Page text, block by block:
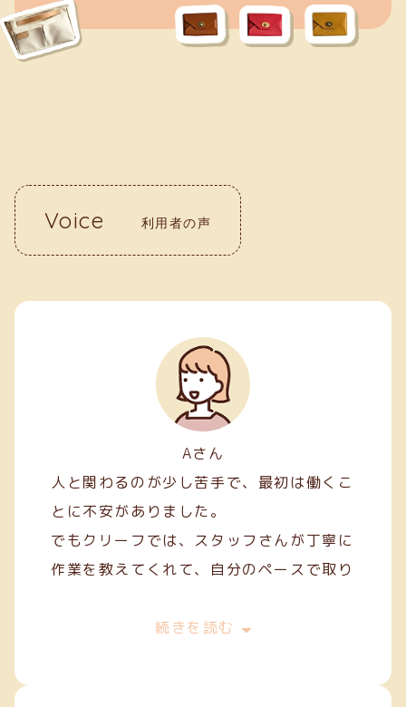
Voice 利用者の声
Aさん
人と関わるのが少し苦手で、最初は働くこ
とに不安がありました。
でもクリーフでは、スタッフさんが丁寧に
作業を教えてくれて、自分のペースで取り
最初は両面テープ貼りや裁縫などの簡単な
続きを読む